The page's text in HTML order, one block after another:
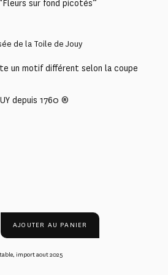
sur fond picotés”
de la Toile de Jouy
un motif différent selon la coupe
depuis 1760 ®
AJOUTER AU PANIER
, import aout 2025